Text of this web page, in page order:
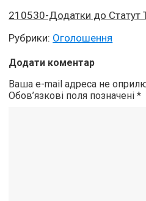
210530-Додатки до Статут
Рубрики: Оголошення
Додати коментар
Ваша e-mail адреса не
Обов’язкові поля позначені*